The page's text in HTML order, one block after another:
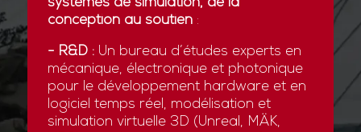
systèmes de simulation, de la
conception au soutien:
- R&D :Un bureau d’études experts en
mécanique, électronique et photonique
pour le développement hardware et en
logiciel temps réel, modélisation et
simulation virtuelle 3D (Unreal, MÄK,